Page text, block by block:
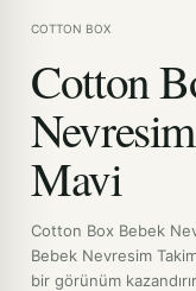
COTTON BOX
Cotton
Mavi
Cotton Box Bebek
Bebek Nevresim
bir görünüm